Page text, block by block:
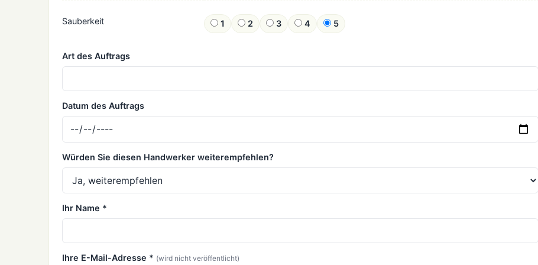
Sauberkeit 1 2 3 4 5
Art des Auftrags
Datum des Auftrags
Würden Sie diesen Handwerker weiterempfehlen?
Ihr Name *
Ihre E-Mail-Adresse * (wird nicht veröffentlicht)